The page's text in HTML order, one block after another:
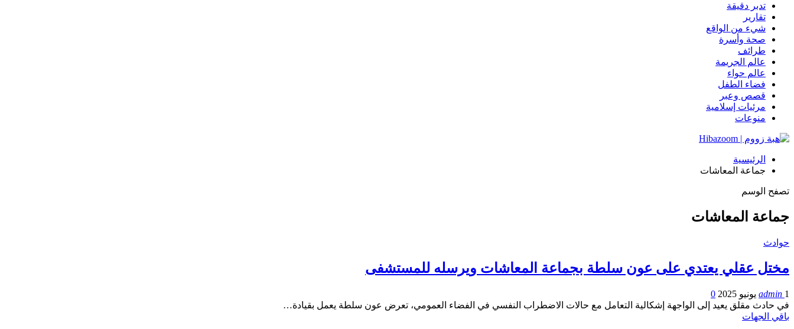
تدبر دقيقة
تقارير
شيء من الواقع
صحة وأسرة
طرائف
عالم الجريمة
عالم حواء
فضاء الطفل
قصص وعبر
مرئيات إسلامية
منوعات
الرئيسية
جماعة المعاشات
تصفح الوسم
جماعة المعاشات
حوادث
مختل عقلي يعتدي على عون سلطة بجماعة المعاشات ويرسله للمستشفى
admin 1 يونيو 2025
0
في حادث مقلق يعيد إلى الواجهة إشكالية التعامل مع حالات الاضطراب النفسي في الفضاء العمومي، تعرض عون سلطة يعمل بقيادة…
باقي الجهات